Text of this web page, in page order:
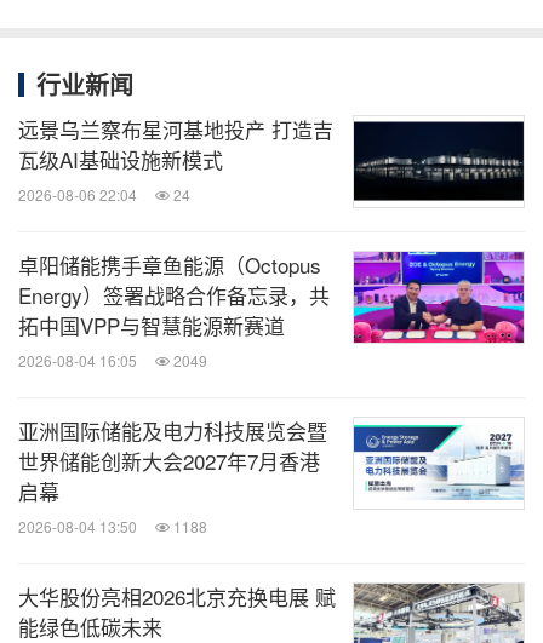
行业新闻
远景乌兰察布星河基地投产 打造吉
瓦级AI基础设施新模式
2026-08-06 22:04 24
卓阳储能携手章鱼能源（Octopus
Energy）签署战略合作备忘录，共
拓中国VPP与智慧能源新赛道
2026-08-04 16:05 2049
亚洲国际储能及电力科技展览会暨
世界储能创新大会2027年7月香港
启幕
2026-08-04 13:50 1188
大华股份亮相2026北京充换电展 赋
能绿色低碳未来